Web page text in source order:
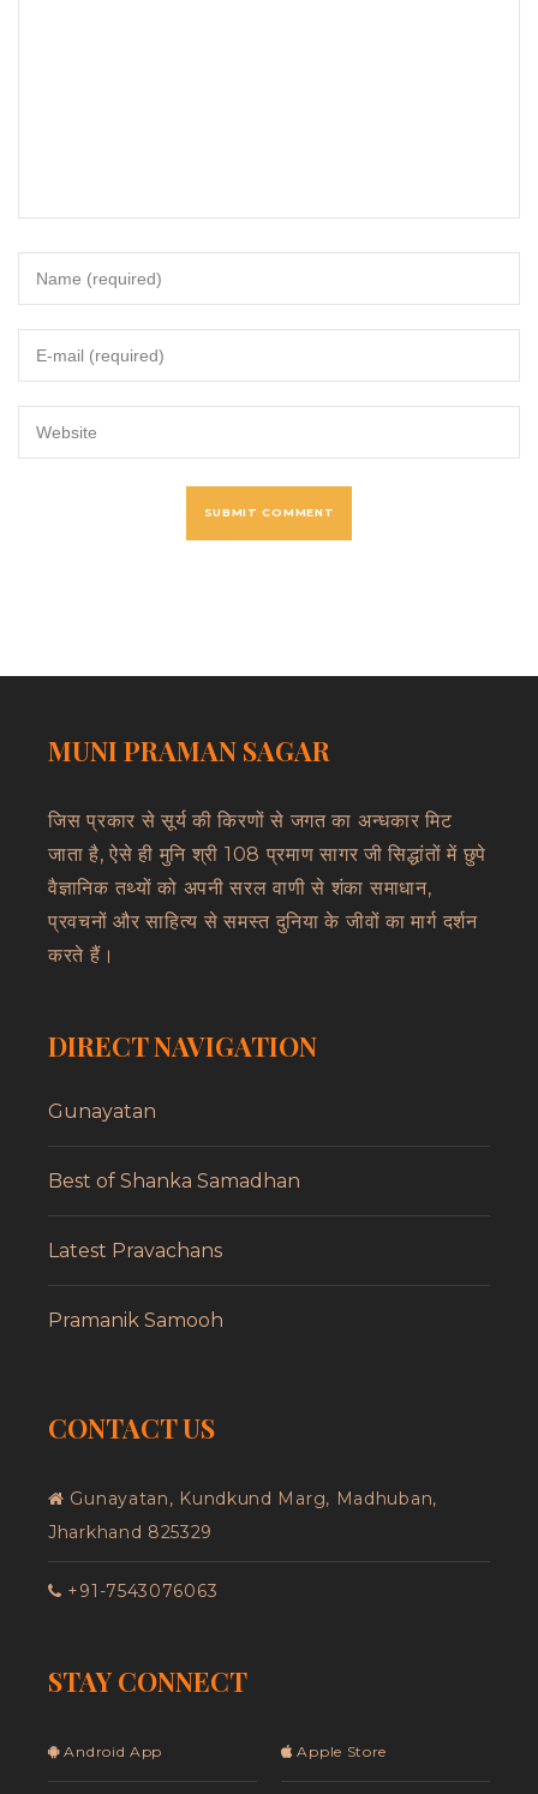
MUNI PRAMAN SAGAR
जिस प्रकार से सूर्य की किरणों से जगत का अन्धकार मिट
जाता है, ऐसे ही मुनि श्री 108 प्रमाण सागर जी सिद्धांतों में छुपे
वैज्ञानिक तथ्यों को अपनी सरल वाणी से शंका समाधान,
प्रवचनों और साहित्य से समस्त दुनिया के जीवों का मार्ग दर्शन
करते हैं।
DIRECT NAVIGATION
Gunayatan
Best of Shanka Samadhan
Latest Pravachans
Pramanik Samooh
CONTACT US
Gunayatan, Kundkund Marg, Madhuban,
Jharkhand 825329
+91-7543076063
STAY CONNECT
Android App Apple Store